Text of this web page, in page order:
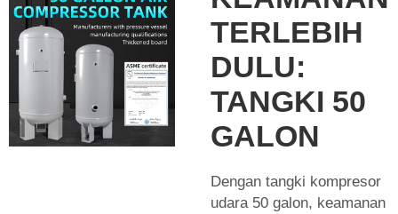
TERLEBIH
DULU:
TANGKI 50
GALON
Dengan tangki kompresor
udara 50 galon, keamanan